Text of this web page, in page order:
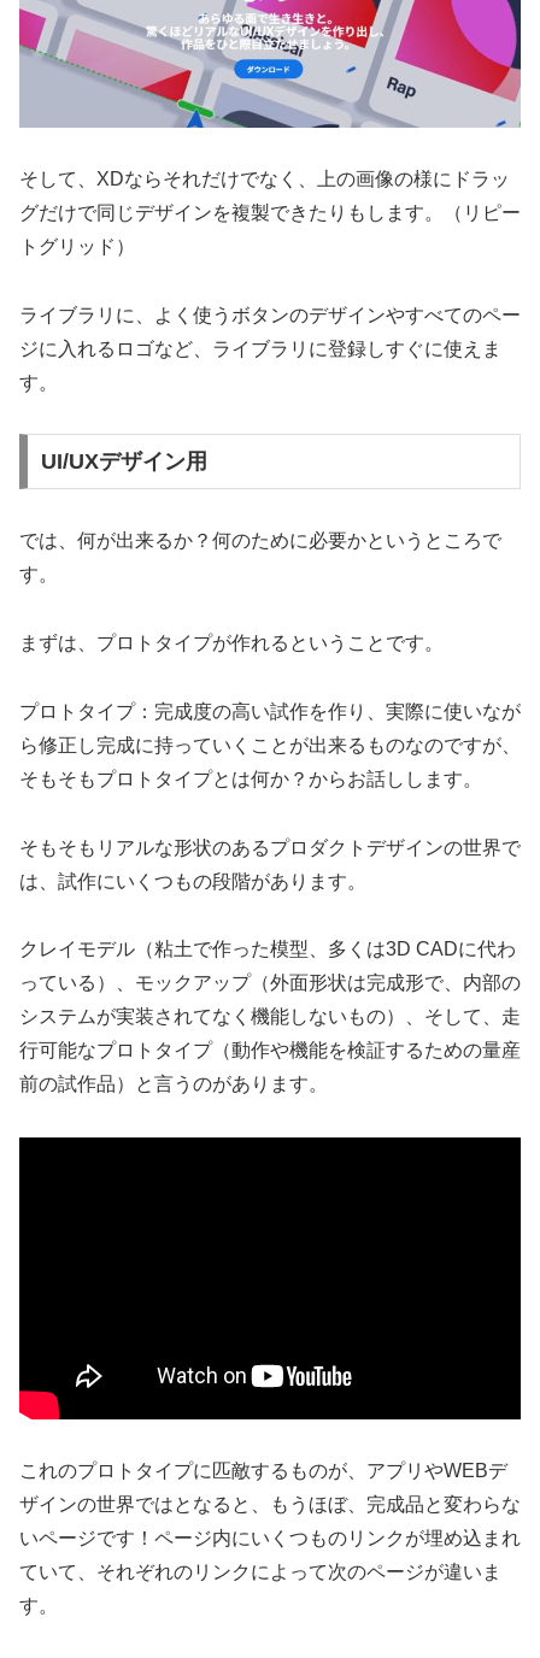
そして、XDならそれだけでなく、上の画像の様にドラッ
グだけで同じデザインを複製できたりもします。（リピー
トグリッド）
ライブラリに、よく使うボタンのデザインやすべてのペー
ジに入れるロゴなど、ライブラリに登録しすぐに使えま
す。
UI/UXデザイン用
では、何が出来るか？何のために必要かというところで
す。
まずは、プロトタイプが作れるということです。
プロトタイプ：完成度の高い試作を作り、実際に使いなが
ら修正し完成に持っていくことが出来るものなのですが、
そもそもプロトタイプとは何か？からお話しします。
そもそもリアルな形状のあるプロダクトデザインの世界で
は、試作にいくつもの段階があります。
クレイモデル（粘土で作った模型、多くは3D CADに代わ
っている）、モックアップ（外面形状は完成形で、内部の
システムが実装されてなく機能しないもの）、そして、走
行可能なプロトタイプ（動作や機能を検証するための量産
前の試作品）と言うのがあります。
これのプロトタイプに匹敵するものが、アプリやWEBデ
ザインの世界ではとなると、もうほぼ、完成品と変わらな
いページです！ページ内にいくつものリンクが埋め込まれ
ていて、それぞれのリンクによって次のページが違いま
す。